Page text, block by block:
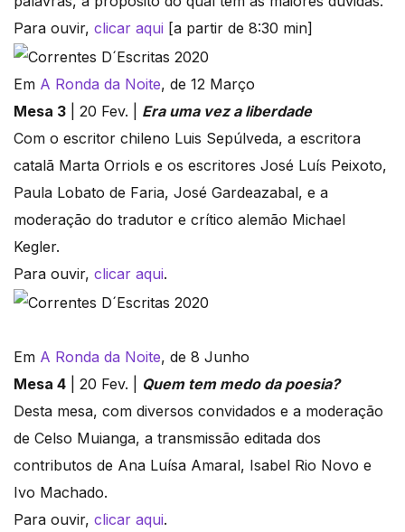
Para ouvir, clicar aqui [a partir de 8:30 min]
Em A Ronda da Noite, de 12 Março
Mesa 3 | 20 Fev. |
Era uma vez a liberdade
Com o escritor chileno Luis Sepúlveda, a escritora
catalã Marta Orriols e os escritores José Luís Peixoto,
Paula Lobato de Faria, José Gardeazabal, e a
moderação do tradutor e crítico alemão Michael
Kegler.
Para ouvir, clicar aqui.
Em A Ronda da Noite, de 8 Junho
Mesa 4 | 20 Fev. |
Quem tem medo da poesia?
Desta mesa, com diversos convidados e a moderação
de Celso Muianga, a transmissão editada dos
contributos de Ana Luísa Amaral, Isabel Rio Novo e
Ivo Machado.
Para ouvir, clicar aqui.